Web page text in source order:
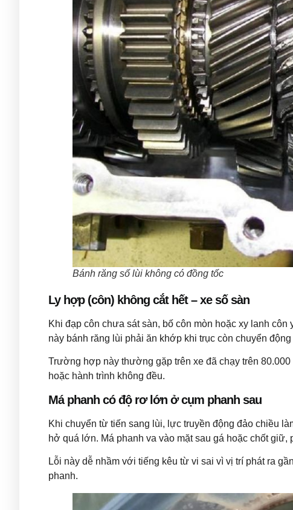
Bánh răng số lùi không có đồng tốc
Ly hợp (côn) không cắt hết – xe số sàn
Khi đạp côn chưa sát sàn, bố côn mòn hoặc xy lanh
này bánh răng lùi phải ăn khớp khi trục còn chuyển
Trường hợp này thường gặp trên xe đã chạy trên
hoặc hành trình không đều.
Má phanh có độ rơ lớn ở cụm phanh sau
Khi chuyển từ tiến sang lùi, lực truyền động đảo chiều
hở quá lớn. Má phanh va vào mặt sau gá hoặc chốt giữ,
Lỗi này dễ nhầm với tiếng kêu từ vi sai vì vị trí phát ra
phanh.